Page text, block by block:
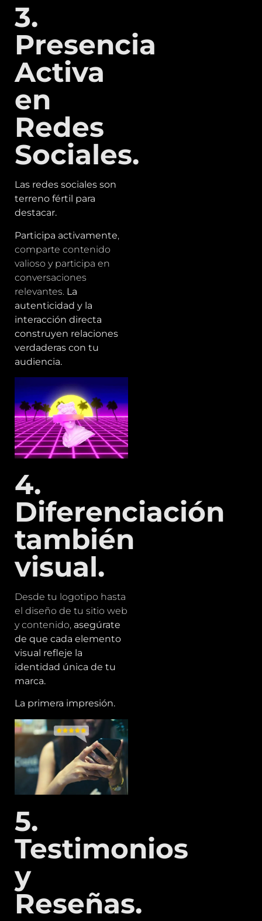
3.
Presencia
Activa
en
Redes
Sociales.
Las redes sociales son
terreno fértil para
destacar.
Participa activamente,
comparte contenido
valioso y participa en
conversaciones
relevantes. La
autenticidad y la
interacción directa
construyen relaciones
verdaderas con tu
audiencia.
4.
Diferenciación
también
visual.
Desde tu logotipo hasta
el diseño de tu sitio web
y contenido, asegúrate
de que cada elemento
visual refleje la
identidad única de tu
marca.
La primera impresión.
5.
Testimonios
y
Reseñas.